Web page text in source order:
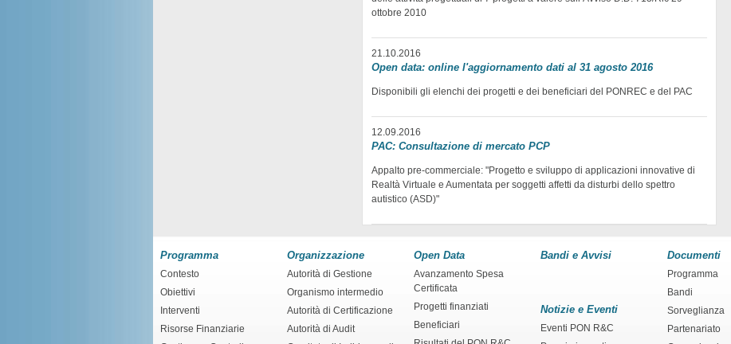
ottobre 2010
21.10.2016
Open data: online l'aggiornamento dati al 31 agosto 2016
Disponibili gli elenchi dei progetti e dei beneficiari del PONREC e del PAC
12.09.2016
PAC: Consultazione di mercato PCP
Appalto pre-commerciale: "Progetto e sviluppo di applicazioni innovative di
Realtà Virtuale e Aumentata per soggetti affetti da disturbi dello spettro
autistico (ASD)"
Programma
Contesto
Obiettivi
Interventi
Risorse Finanziarie
Organizzazione
Autorità di Gestione
Organismo intermedio
Autorità di Certificazione
Autorità di Audit
Open Data
Avanzamento Spesa
Certificata
Progetti finanziati
Beneficiari
Bandi e Avvisi
Notizie e Eventi
Eventi PON R&C
Documenti
Programma
Bandi
Sorveglianza
Partenariato